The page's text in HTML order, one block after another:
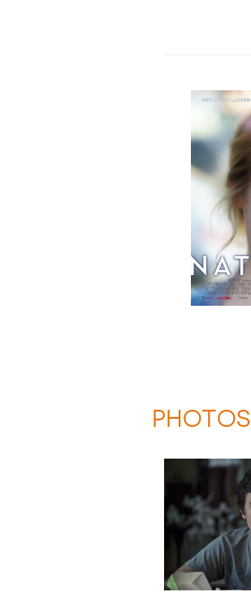
PHOTOS